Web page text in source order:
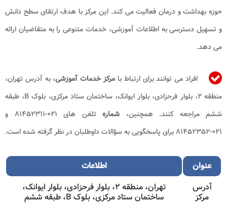
حوزه بهداشت و درمان فعالیت می کند. این مرکز با هدف ارتقای سطح دانش
و تسهیل دسترسی به اطلاعات آموزشی، خدمات متنوعی را به متقاضیان ارائه
می دهد.
افراد می توانند برای ارتباط با مرکز خدمات آموزشی، به آدرس تهران،
منطقه ۲، بلوار فرحزادی، بلوار ایوانک، ساختمان ستاد مرکزی، بلوک B، طبقه
ششم مراجعه کنند. همچنین، شماره
تلفن های ۰۲۱-۸۱۴۵۲۳۱۱ و
۰۲۱-۸۱۴۵۲۳۵۲ برای پاسخگویی به سؤالات داوطلبان در نظر گرفته شده است.
عنوان
اطلاعات
آدرس
مرکز
تهران، منطقه ۲، بلوار فرحزادی، بلوار ایوانک،
ساختمان ستاد مرکزی، بلوک B، طبقه ششم